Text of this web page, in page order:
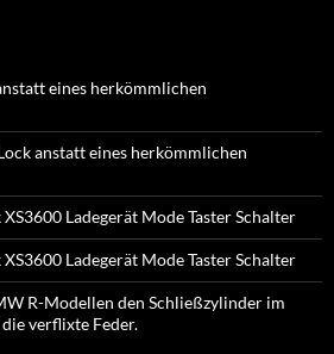
eines herkömmlichen
anstatt eines herkömmlichen
Ladegerät Mode Taster Schalter
Ladegerät Mode Taster Schalter
R-Modellen den Schließzylinder im
verflixte Feder.